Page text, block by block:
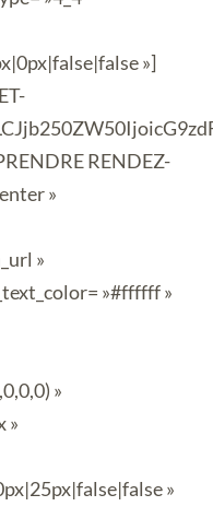
»]
RENDEZ-
»
»
»#ffffff »
»
»
»